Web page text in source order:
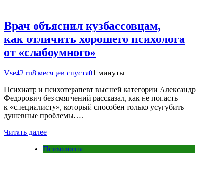
Врач объяснил кузбассовцам,
как отличить хорошего психолога
от «слабоумного»
Vse42.ru8 месяцев спустя01 минуты
Психиатр и психотерапевт высшей категории Александр
Федорович без смягчений рассказал, как не попасть
к «специалисту», который способен только усугубить
душевные проблемы….
Читать далее
Психология